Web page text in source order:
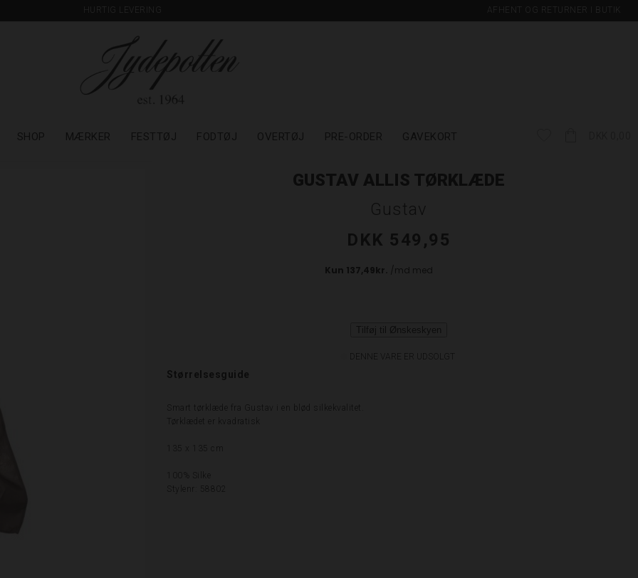
HURTIG LEVERING AFHENT OG RETURNER I BUTIK
SHOP MÆRKER FESTTØJ FODTØJ OVERTØJ PRE-ORDER GAVEKORT
GUSTAV ALLIS TØRKLÆDE
Gustav
DKK 549,95
Tilføj til Ønskeskyen
DENNE VARE ER UDSOLGT
Størrelsesguide
Smart tørklæde fra Gustav i en blød silkekvalitet.
Tørklædet er kvadratisk
135 x 135 cm
100% Silke
Stylenr: 58802